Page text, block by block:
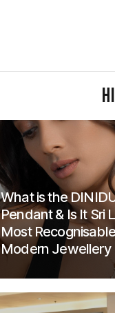
What is the
Pendant & Is It Sri
Most Recognisable
Modern Jewellery